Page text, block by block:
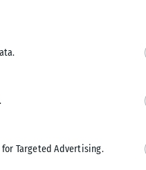
Targeted Advertising.